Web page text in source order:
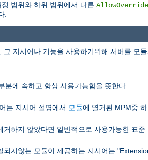
범위와 하위 범위에서 다른 AllowOverride
.
지시어나 기능을 사용하기위해 서버를 모
에 속하고 항상 사용가능함을 뜻한다.
는 지시어 설명에서 모듈에 열거된 MPM중
하지 않았다면 일반적으로 사용가능한 표
지않는 모듈이 제공하는 지시어는